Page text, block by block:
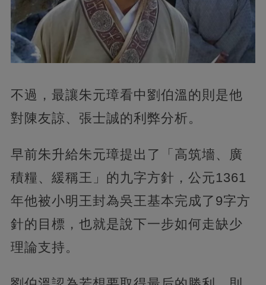
不過，最讓朱元璋看中劉伯溫的則是他
對陳友諒、張士誠的利弊分析。
早前朱升給朱元璋提出了「高筑墻、廣
積糧、緩稱王」的九字方針，公元1361
年他被小明王封為吳王基本完成了9字方
針的目標，也就是說下一步如何走缺少
理論支持。